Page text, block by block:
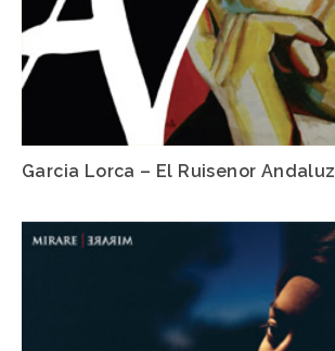
Garcia Lorca – El Ruisenor Andaluz